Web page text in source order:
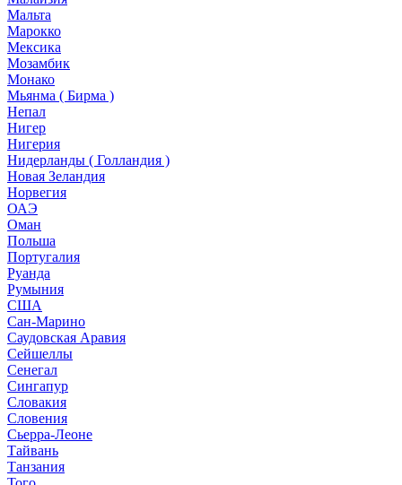
Мальта
Марокко
Мексика
Мозамбик
Монако
Мьянма ( Бирма )
Непал
Нигер
Нигерия
Нидерланды ( Голландия )
Новая Зеландия
Норвегия
ОАЭ
Оман
Польша
Португалия
Руанда
Румыния
США
Сан-Марино
Саудовская Аравия
Сейшеллы
Сенегал
Сингапур
Словакия
Словения
Сьерра-Леоне
Тайвань
Танзания